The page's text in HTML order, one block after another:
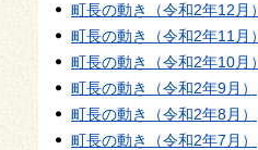
町長の動き（令和2年12月）
町長の動き（令和2年11月）
町長の動き（令和2年10月）
町長の動き（令和2年9月）
町長の動き（令和2年8月）
町長の動き（令和2年7月）